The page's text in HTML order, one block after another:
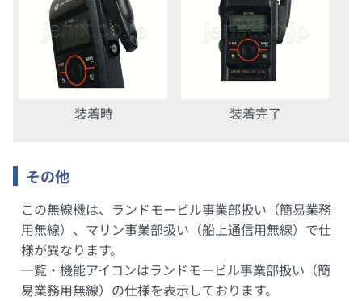
装着時 装着完了
その他
この無線機は、ランドモービル事業部扱い（簡易業務
用無線）、マリン事業部扱い（船上通信用無線）で仕
様が異なります。
一覧・機能アイコンはランドモービル事業部扱い（簡
易業務用無線）の仕様を表示しております。